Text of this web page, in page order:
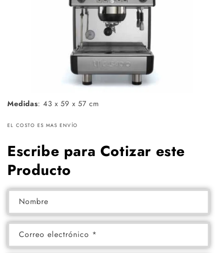
Medidas: 43 x 59 x 57 cm
EL COSTO ES MAS ENVÍO
Escribe para Cotizar este
Producto
Nombre
Correo electrónico *